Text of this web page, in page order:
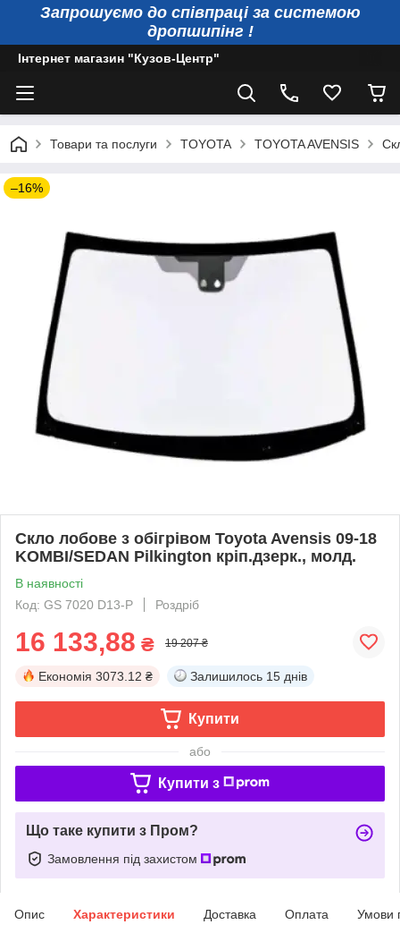
Запрошуємо до співпраці за системою
дропшипінг !
Інтернет магазин "Кузов-Центр"
Товари та послуги TOYOTA TOYOTA AVENSIS
–16%
Скло лобове з обігрівом Toyota Avensis 09-18
KOMBI/SEDAN Pilkington кріп.дзерк., молд.
В наявності
Код: GS 7020 D13-P
Роздріб
16 133,88 ₴ 19 207 ₴
Економія 3073.12 ₴ Залишилось 15 днів
Купити
або
Купити з
Що таке купити з Пром?
Замовлення під захистом
Опис Характеристики Доставка Оплата Умови